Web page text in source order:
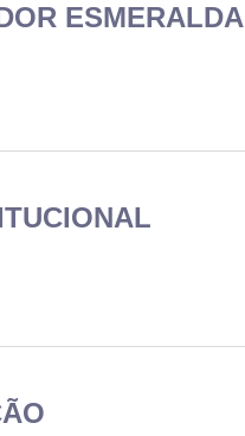
ESMERALDA